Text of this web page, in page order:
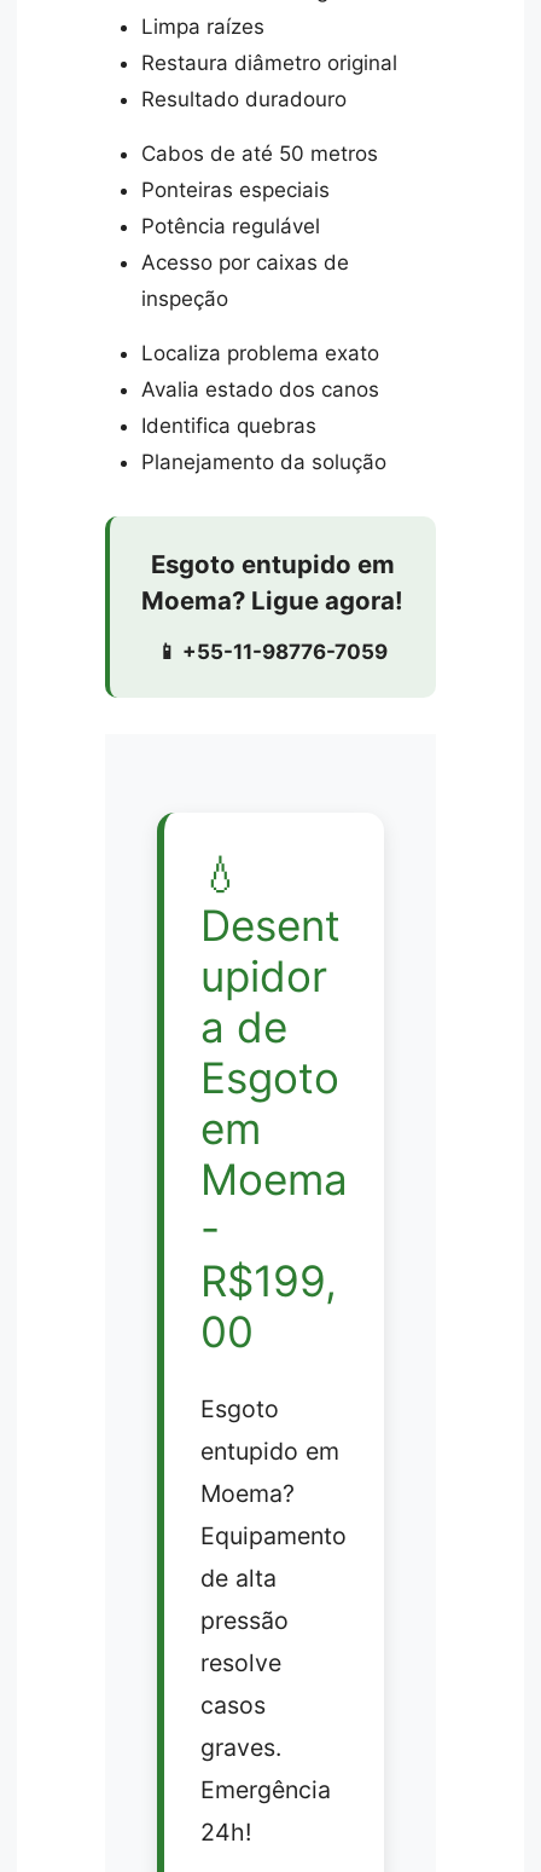
Limpa raízes
Restaura diâmetro original
Resultado duradouro
Cabos de até 50 metros
Ponteiras especiais
Potência regulável
Acesso por caixas de
inspeção
Localiza problema exato
Avalia estado dos canos
Identifica quebras
Planejamento da solução
Esgoto entupido em
Moema? Ligue agora!
📱 +55-11-98776-7059
💧
Desent
upidor
a de
Esgoto
em
Moema
-
R$199,
00
Esgoto
entupido em
Moema?
Equipamento
de alta
pressão
resolve
casos
graves.
Emergência
24h!